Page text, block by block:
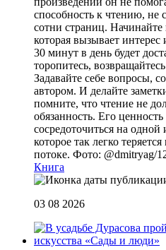
способность к чтению, не
сотни страниц.
которая вызывает
30 минут в день будет
торопитесь,
Задавайте себе вопросы,
автором. И делайте
помните, что чтение не
обязанность. Его
сосредоточиться на
которое так легко
потоке. Фото: @dmitryag/
Книга
03 08 2026